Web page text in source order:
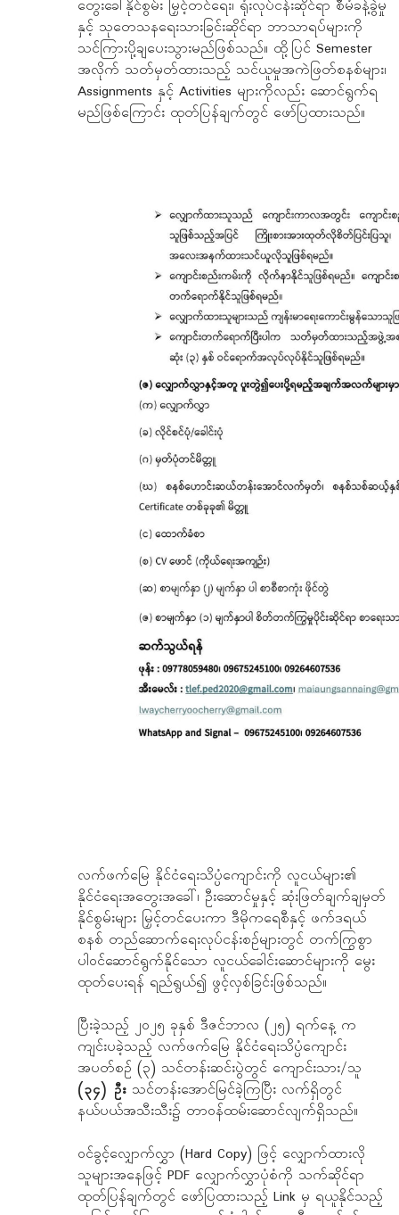
တွေးခေါ်နိုင်စွမ်း မြှင့်တင်ရေး၊ ရုံးလုပ်ငန်းဆိုင်ရာ စီမံခန့်ခွဲမှု
နှင့် သုတေသနရေးသားခြင်းဆိုင်ရာ ဘာသာရပ်များကို
သင်ကြားပို့ချပေးသွားမည်ဖြစ်သည်။ ထို့ပြင် Semester
အလိုက် သတ်မှတ်ထားသည့် သင်ယူမှုအကဲဖြတ်စနစ်များ၊
Assignments နှင့် Activities များကိုလည်း ဆောင်ရွက်ရ
မည်ဖြစ်ကြောင်း ထုတ်ပြန်ချက်တွင် ဖော်ပြထားသည်။
လက်ဖက်မြေ နိုင်ငံရေးသိပ္ပံကျောင်းကို လူငယ်များ၏
နိုင်ငံရေးအတွေးအခေါ်၊ ဦးဆောင်မှုနှင့် ဆုံးဖြတ်ချက်ချမှတ်
နိုင်စွမ်းများ မြှင့်တင်ပေးကာ ဒီမိုကရေစီနှင့် ဖက်ဒရယ်
စနစ် တည်ဆောက်ရေးလုပ်ငန်းစဉ်များတွင် တက်ကြွစွာ
ပါဝင်ဆောင်ရွက်နိုင်သော လူငယ်ခေါင်းဆောင်များကို မွေး
ထုတ်ပေးရန် ရည်ရွယ်၍ ဖွင့်လှစ်ခြင်းဖြစ်သည်။
ပြီးခဲ့သည့် ၂၀၂၅ ခုနှစ် ဒီဇင်ဘာလ (၂၅) ရက်နေ့ က
ကျင်းပခဲ့သည့် လက်ဖက်မြေ နိုင်ငံရေးသိပ္ပံကျောင်း
အပတ်စဉ် (၃) သင်တန်းဆင်းပွဲတွင် ကျောင်းသား/သူ
(၃၄) ဦးသင်တန်းအောင်မြင်ခဲ့ကြပြီး လက်ရှိတွင်
နယ်ပယ်အသီးသီး၌ တာဝန်ထမ်းဆောင်လျက်ရှိသည်။
ဝင်ခွင့်လျှောက်လွှာ (Hard Copy) ဖြင့် လျှောက်ထားလို
သူများအနေဖြင့် PDF လျှောက်လွှာပုံစံကို သက်ဆိုင်ရာ
ထုတ်ပြန်ချက်တွင် ဖော်ပြထားသည့် Link မှ ရယူနိုင်သည့်